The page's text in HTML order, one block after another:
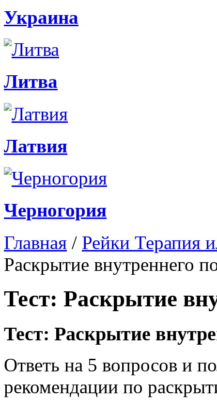
Украина
Литва
Латвия
Черногория
Главная / Рейки Терапия
Раскрытие внутреннего
Тест: Раскрытие
Тест: Раскрытие
Ответь на 5 вопросов и
рекомендации по